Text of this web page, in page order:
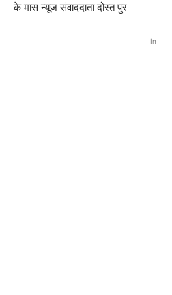
के मास न्यूज संवाददाता दोस्त पुर
In